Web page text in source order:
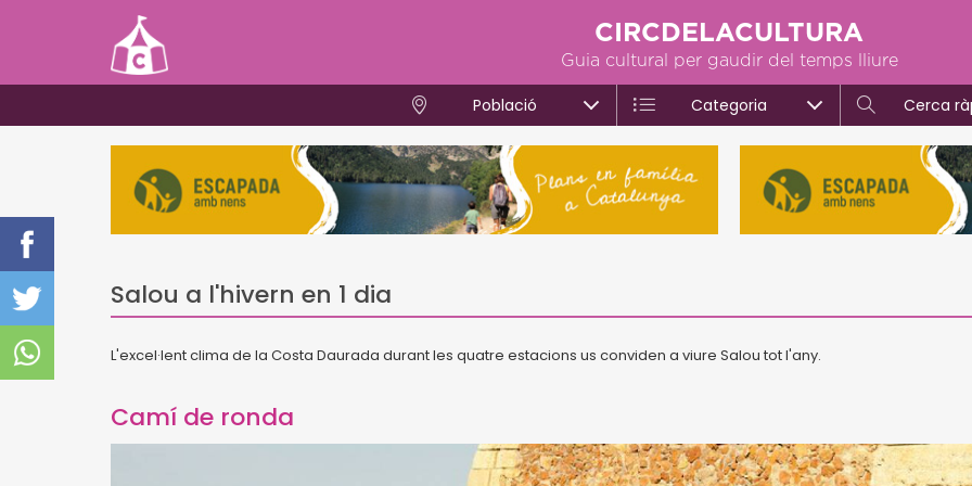
CIRCDELACULTURA
Guia cultural per gaudir del temps lliure
Població Categoria Cerca
Salou a l'hivern en 1 dia
L'excel·lent clima de la Costa Daurada durant les quatre estacions us conviden a viure Salou tot l'any.
Camí de ronda